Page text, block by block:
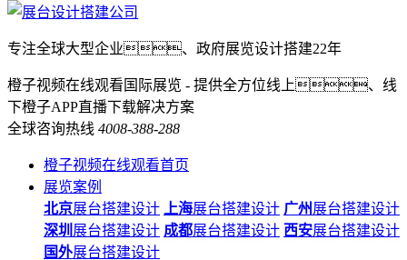
专注全球大型企业、政府展览设计搭建22年
橙子视频在线观看国际展览 - 提供全方位线上、线
下橙子APP直播下载解决方案
全球咨询热线 4008-388-288
橙子视频在线观看首页
展览案例
北京展台搭建设计 上海展台搭建设计 广州展台搭建设计
深圳 展台搭建设计 成都展台搭建设计 西安展台搭建设计
国外展台搭建设计